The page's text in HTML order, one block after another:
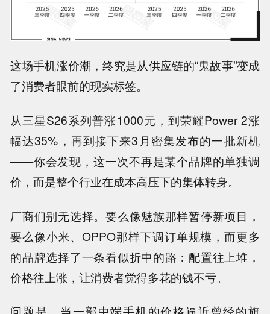
这场手机涨价潮，终究是从供应链的“鬼故事”变成
了消费者眼前的现实标签。
从三星S26系列普涨1000元，到荣耀Power 2涨
幅达35%，再到接下来3月密集发布的一批新机
——你会发现，这一次不再是某个品牌的单独调
价，而是整个行业在成本高压下的集体转身。
厂商们别无选择。要么像魅族那样暂停新项目，
要么像小米、OPPO那样下调订单规模，而更多
的品牌选择了一条看似折中的路：配置往上堆，
价格往上涨，让消费者觉得多花的钱不亏。